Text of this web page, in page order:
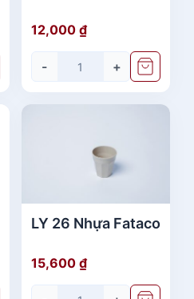
12,000 ₫
- +
LY 26 Nhựa Fataco
15,600 ₫